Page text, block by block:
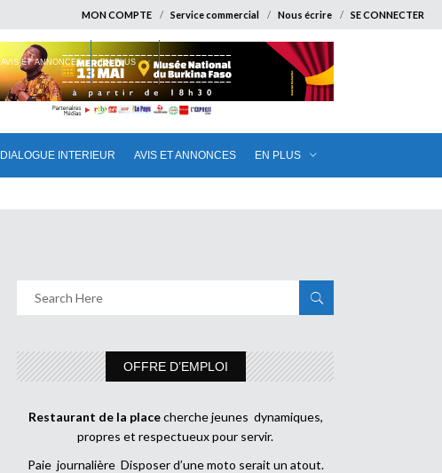
MON COMPTE Service commercial Nous écrire SE CONNECTER
DIALOGUE INTERIEUR AVIS ET ANNONCES EN PLUS
AVIS ET ANNONCES EN PLUS
OFFRE D’EMPLOI
Restaurant de la placecherche jeunes dynamiques,
propres et respectueux pour servir.
Paie journalière Disposer d’une moto serait un atout.